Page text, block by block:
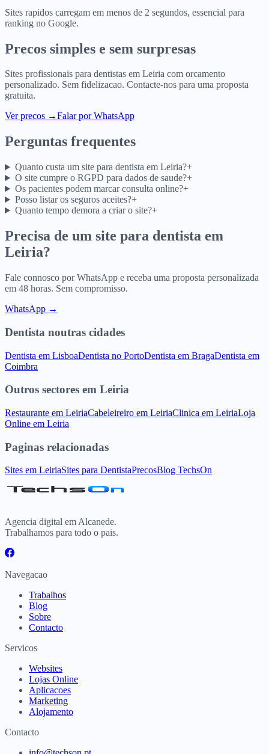
Sites rapidos carregam em menos de 2 segundos, essencial para
ranking no Google.
Precos simples e sem surpresas
Sites profissionais para dentistas em Leiria com orcamento
personalizado. Sem fidelizacao. Contacte-nos para uma proposta
gratuita.
Ver precos →Falar por WhatsApp
Perguntas frequentes
Quanto custa um site para dentista em Leiria?+
O site cumpre o RGPD para dados de saude?+
Os pacientes podem marcar consulta online?+
Posso listar os seguros aceites?+
Quanto tempo demora a criar o site?+
Precisa de um site para dentista em
Leiria?
Fale connosco por WhatsApp e receba uma proposta personalizada
em 48 horas. Sem compromisso.
WhatsApp →
Dentista noutras cidades
Dentista em LisboaDentista no PortoDentista em BragaDentista em
Coimbra
Outros sectores em Leiria
Restaurante em LeiriaCabeleireiro em LeiriaClinica em LeiriaLoja
Online em Leiria
Paginas relacionadas
Sites em LeiriaSites para DentistaPrecosBlog TechsOn
Agencia digital em Alcanede.
Trabalhamos para todo o pais.
Navegacao
Trabalhos
Blog
Sobre
Contacto
Servicos
Websites
Lojas Online
Aplicacoes
Marketing
Alojamento
Contacto